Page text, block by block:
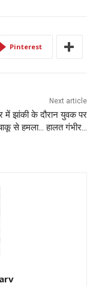
Pinterest
Next article
में झांकी के दौरान युवक पर
से हमला… हालत गंभीर…